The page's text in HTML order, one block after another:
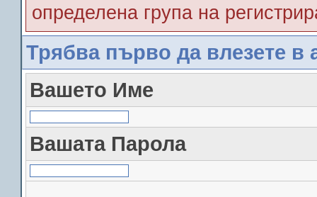
определена група на
Трябва първо да влезете в
Вашето Име
Вашата Парола